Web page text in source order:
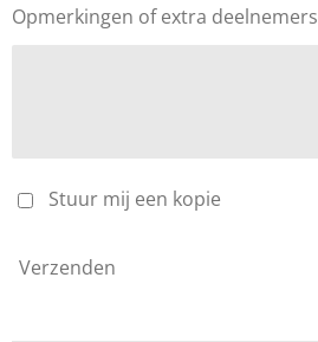
Opmerkingen of extra deelnemers
Stuur mij een kopie
Verzenden